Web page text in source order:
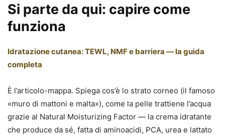
Si parte da qui: capire come
funziona
Idratazione cutanea: TEWL, NMF e barriera — la guida
completa
È l’articolo-mappa. Spiega cos’è lo strato corneo (il famoso
«muro di mattoni e malta»), come la pelle trattiene l’acqua
grazie al Natural Moisturizing Factor — la crema idratante
che produce da sé, fatta di aminoacidi, PCA, urea e lattato